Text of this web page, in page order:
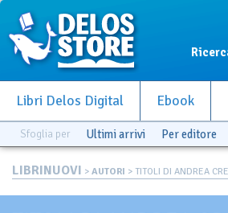
Libri Delos Digital Ebook
Sfoglia per Ultimi arrivi Per editore
LIBRINUOVI > AUTORI > TITOLI DI ANDREA